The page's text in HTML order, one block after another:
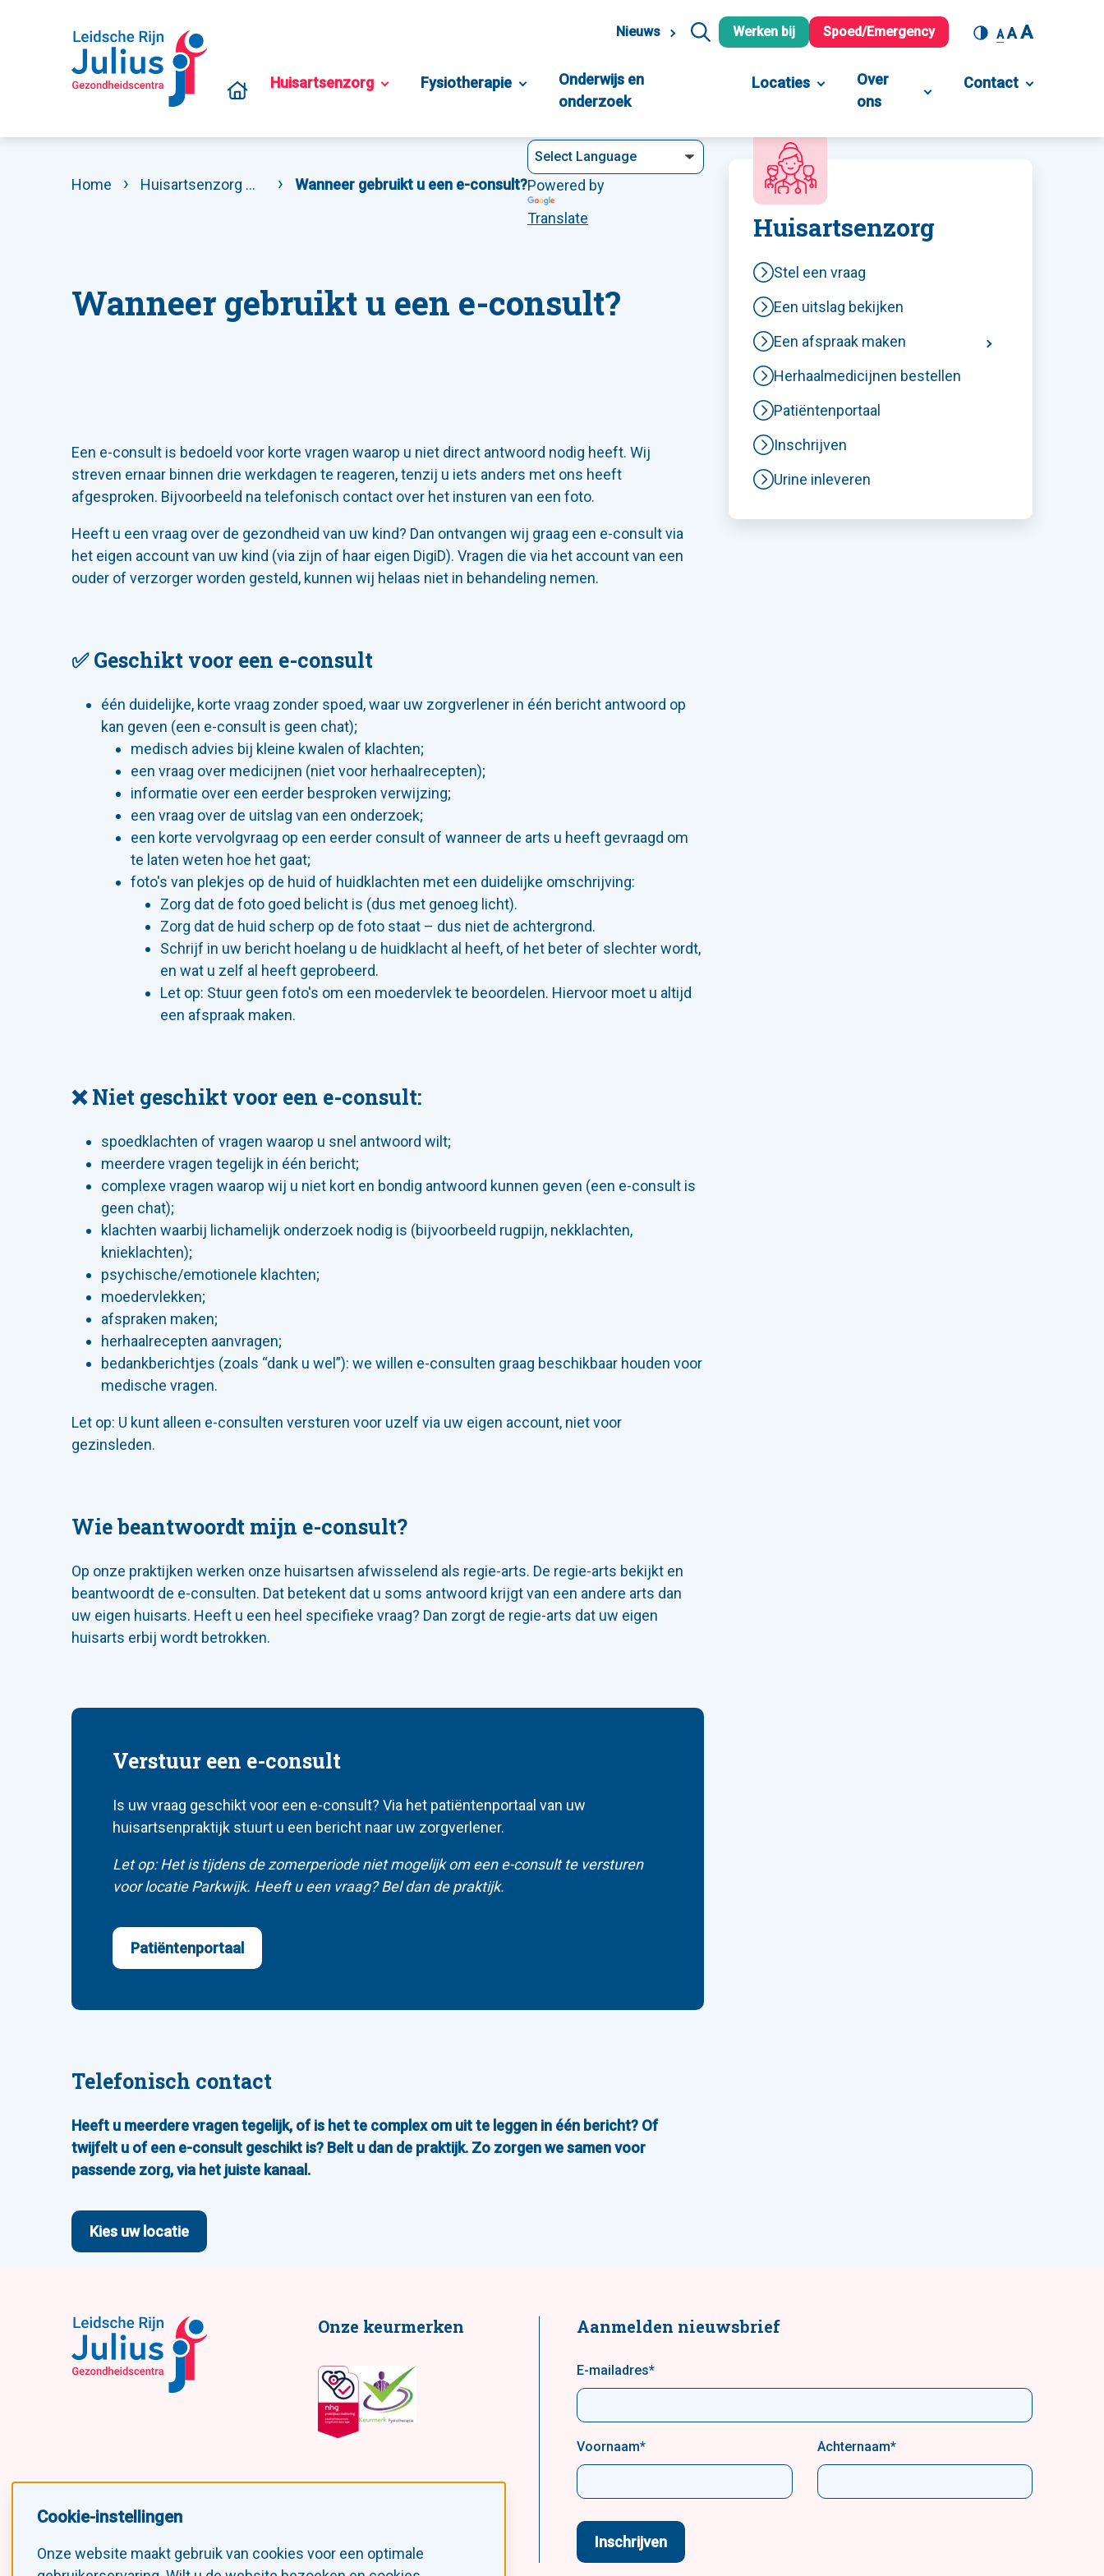
Cookie-instellingen
Onze website maakt gebruik van cookies voor een optimale
Nieuws Werken bij Spoed/Emergency A AA
Huisartsenzorg Fysiotherapie
Onderwijs en
onderzoek
Locaties
Over
ons
Contact
Home Huisartsenzorg Stel een vraag
Wanneer gebruikt u een e-consult?Powered by
Translate
Wanneer gebruikt u een e-consult?
Een e-consult is bedoeld voor korte vragen waarop u niet direct antwoord nodig heeft. Wij
streven ernaar binnen drie werkdagen te reageren, tenzij u iets anders met ons heeft
afgesproken. Bijvoorbeeld na telefonisch contact over het insturen van een foto.
Heeft u een vraag over de gezondheid van uw kind? Dan ontvangen wij graag een e-consult via
het eigen account van uw kind (via zijn of haar eigen DigiD). Vragen die via het account van een
ouder of verzorger worden gesteld, kunnen wij helaas niet in behandeling nemen.
✅ Geschikt voor een e-consult
één duidelijke, korte vraag zonder spoed, waar uw zorgverlener in één bericht antwoord op
kan geven (een e-consult is geen chat);
medisch advies bij kleine kwalen of klachten;
een vraag over medicijnen (niet voor herhaalrecepten);
informatie over een eerder besproken verwijzing;
een vraag over de uitslag van een onderzoek;
een korte vervolgvraag op een eerder consult of wanneer de arts u heeft gevraagd om
te laten weten hoe het gaat;
foto's van plekjes op de huid of huidklachten met een duidelijke omschrijving:
Zorg dat de foto goed belicht is (dus met genoeg licht).
Zorg dat de huid scherp op de foto staat – dus niet de achtergrond.
Schrijf in uw bericht hoelang u de huidklacht al heeft, of het beter of slechter wordt,
en wat u zelf al heeft geprobeerd.
Let op: Stuur geen foto's om een moedervlek te beoordelen. Hiervoor moet u altijd
een afspraak maken.
❌ Niet geschikt voor een e-consult:
spoedklachten of vragen waarop u snel antwoord wilt;
meerdere vragen tegelijk in één bericht;
complexe vragen waarop wij u niet kort en bondig antwoord kunnen geven (een e-consult is
geen chat);
klachten waarbij lichamelijk onderzoek nodig is (bijvoorbeeld rugpijn, nekklachten,
knieklachten);
psychische/emotionele klachten;
moedervlekken;
afspraken maken;
herhaalrecepten aanvragen;
bedankberichtjes (zoals “dank u wel”): we willen e-consulten graag beschikbaar houden voor
medische vragen.
Let op: U kunt alleen e-consulten versturen voor uzelf via uw eigen account, niet voor
gezinsleden.
Wie beantwoordt mijn e-consult?
Op onze praktijken werken onze huisartsen afwisselend als regie-arts. De regie-arts bekijkt en
beantwoordt de e-consulten. Dat betekent dat u soms antwoord krijgt van een andere arts dan
uw eigen huisarts. Heeft u een heel specifieke vraag? Dan zorgt de regie-arts dat uw eigen
huisarts erbij wordt betrokken.
Verstuur een e-consult
Is uw vraag geschikt voor een e-consult? Via het patiëntenportaal van uw
huisartsenpraktijk stuurt u een bericht naar uw zorgverlener.
Let op: Het is tijdens de zomerperiode niet mogelijk om een e-consult te versturen
voor locatie Parkwijk. Heeft u een vraag? Bel dan de praktijk.
Patiëntenportaal
Telefonisch contact
Heeft u meerdere vragen tegelijk, of is het te complex om uit te leggen in één bericht? Of
twijfelt u of een e-consult geschikt is? Belt u dan de praktijk. Zo zorgen we samen voor
passende zorg, via het juiste kanaal.
Kies uw locatie
Huisartsenzorg
Stel een vraag
Een uitslag bekijken
Een afspraak maken
Herhaalmedicijnen bestellen
Patiëntenportaal
Inschrijven
Urine inleveren
Volg ons!
Onze keurmerken Aanmelden nieuwsbrief
E-mailadres*
Voornaam* Achternaam*